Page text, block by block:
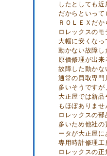
したとしても
だからといっ
ＲＯＬＥＸだ
ロレックスの
大幅に安くなっ
動かない故障し
原価修理が出
故障した動かな
通常の買取専門
多いそうです
大正屋では新
もほぼありま
ロレックスの
多いため他社
ータが大正屋に
専用時計修理工
ロレックスの